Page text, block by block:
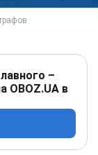
–
OBOZ.UA в